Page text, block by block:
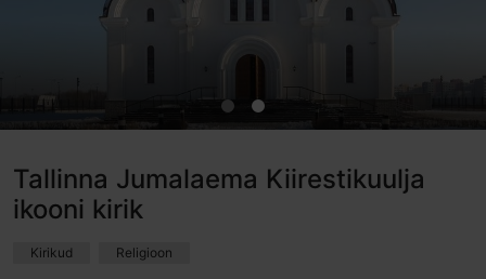
Tallinna Jumalaema Kiirestikuulja
ikooni kirik
Kirikud Religioon